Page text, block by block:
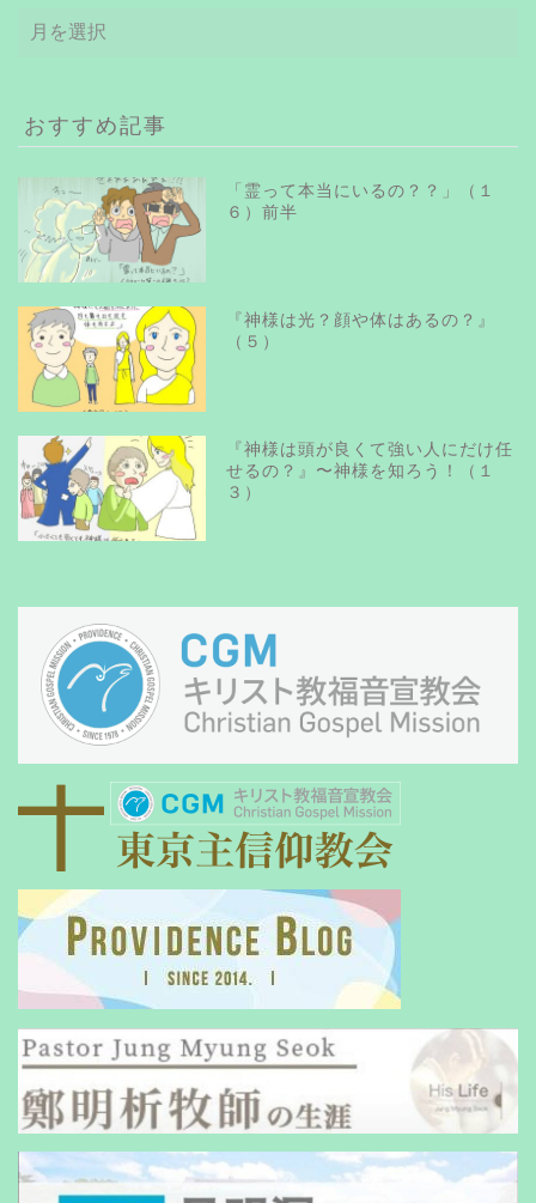
ー
ブ
おすすめ記事
「霊って本当にいるの？？」（１
６）前半
『神様は光？顔や体はあるの？』
（５）
『神様は頭が良くて強い人にだけ任
せるの？』〜神様を知ろう！（１
３）